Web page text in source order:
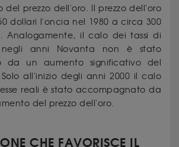
del prezzo dell'oro. Il prezzo dell'oro
dollari l'oncia nel 1980 a circa 300
Analogamente, il calo dei tassi di
negli anni Novanta non è stato
da un aumento significativo del
all'inizio degli anni 2000 il calo
reali è stato accompagnato da
del prezzo dell'oro.
CHE FAVORISCE IL